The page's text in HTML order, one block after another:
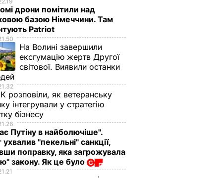
дрони помітили над
базою Німеччини. Там
Patriot
На Волині завершили
ексгумацію жертв Другої
світової. Виявили останки
розповіли, як ветеранську
інтегрували у стратегію
бізнесу
Путіну в найболючіше".
"пекельні" санкції,
поправку, яка загрожувала
закону. Як це було